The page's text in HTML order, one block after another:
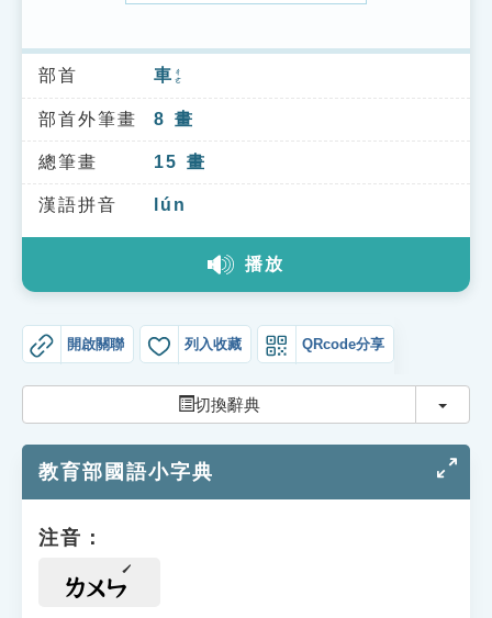
索引選單
知識索引
單字索引
生命大百科索引
教學應用
貓頭鷹博士
部首 車 ㄔㄜ
部首外筆畫 8 畫
總筆畫 15 畫
漢語拼音 lún
播放
開啟關聯 列入收藏 QRcode分享
切換辭典 切換
教育部國語小字典
注音：
ㄌㄨㄣ